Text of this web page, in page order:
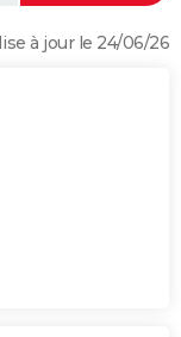
à jour le 24/06/26